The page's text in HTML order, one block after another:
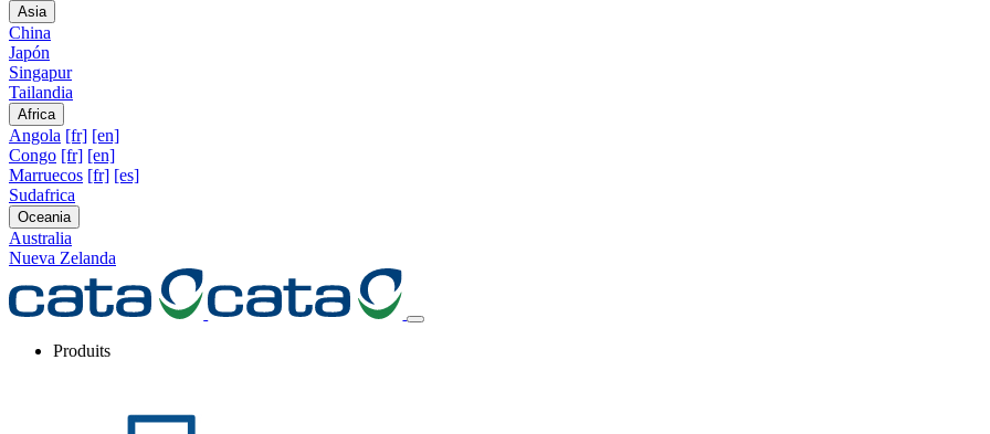
Asia
China
Japón
Singapur
Tailandia
Africa
Angola [fr] [en]
Congo [fr] [en]
Marruecos [fr] [es]
Sudafrica
Oceania
Australia
Nueva Zelanda
Produits